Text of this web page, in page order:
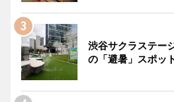
渋谷サクラステー
の「避暑」スポッ